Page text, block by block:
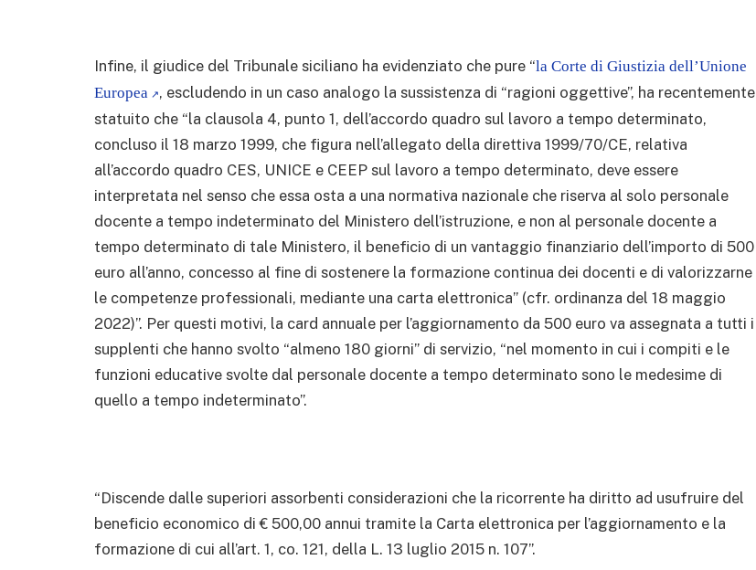
Infine, il giudice del Tribunale siciliano ha evidenziato che pure “la Corte di Giustizia dell’Unione
Europea
, escludendo in un caso analogo la sussistenza di “ragioni oggettive”, ha recentemente
statuito che “la clausola 4, punto 1, dell’accordo quadro sul lavoro a tempo determinato,
concluso il 18 marzo 1999, che figura nell’allegato della direttiva 1999/70/CE, relativa
all’accordo quadro CES, UNICE e CEEP sul lavoro a tempo determinato, deve essere
interpretata nel senso che essa osta a una normativa nazionale che riserva al solo personale
docente a tempo indeterminato del Ministero dell’istruzione, e non al personale docente a
tempo determinato di tale Ministero, il beneficio di un vantaggio finanziario dell’importo di 500
euro all’anno, concesso al fine di sostenere la formazione continua dei docenti e di valorizzarne
le competenze professionali, mediante una carta elettronica” (cfr. ordinanza del 18 maggio
2022)”. Per questi motivi, la card annuale per l’aggiornamento da 500 euro va assegnata a tutti i
supplenti che hanno svolto “almeno 180 giorni” di servizio, “nel momento in cui i compiti e le
funzioni educative svolte dal personale docente a tempo determinato sono le medesime di
quello a tempo indeterminato”.
“Discende dalle superiori assorbenti considerazioni che la ricorrente ha diritto ad usufruire del
beneficio economico di € 500,00 annui tramite la Carta elettronica per l’aggiornamento e la
formazione di cui all’art. 1, co. 121, della L. 13 luglio 2015 n. 107”.